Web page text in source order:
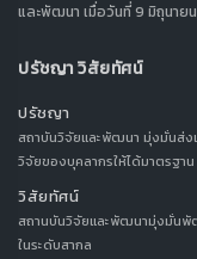
และพัฒนา เมื่อวันที่ 9 มิถุนาย
ปรัชญา วิสัยทัศน์
ปรัชญา
สถาบันวิจัยและพัฒนา มุ่งมั่นส่ง
วิจัยของบุคลากรให้ได้มาตรฐา
วิสัยทัศน์
สถานบันวิจัยและพัฒนามุ่งมั่นพั
ในระดับสากล